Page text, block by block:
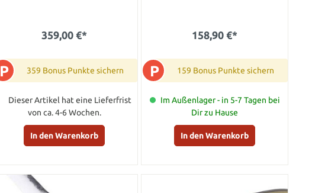
359,00 €*
P 359 Bonus Punkte sichern
Dieser Artikel hat eine Lieferfrist
von ca. 4-6 Wochen.
In den Warenkorb
158,90 €*
P 159 Bonus Punkte sichern
Im Außenlager - in 5-7 Tagen bei
Dir zu Hause
In den Warenkorb